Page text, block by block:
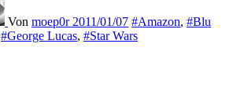
Von moep0r 2011/01/07 #Amazon, #Blu
#George Lucas, #Star Wars